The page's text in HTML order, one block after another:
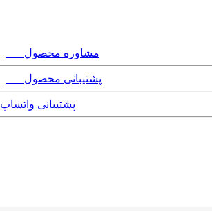
مشاوره محصول
پشتیبانی محصول
پشتیبانی واتساپ